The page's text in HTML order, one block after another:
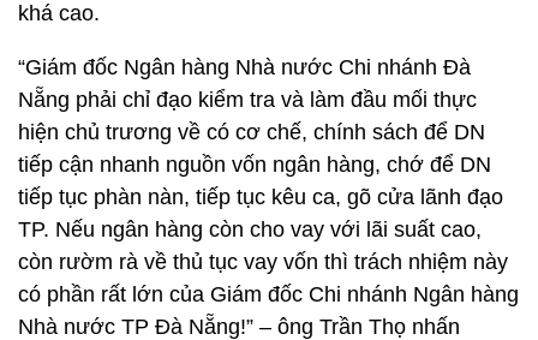
khá cao.
“Giám đốc Ngân hàng Nhà nước Chi nhánh Đà
Nẵng phải chỉ đạo kiểm tra và làm đầu mối thực
hiện chủ trương về có cơ chế, chính sách để DN
tiếp cận nhanh nguồn vốn ngân hàng, chớ để DN
tiếp tục phàn nàn, tiếp tục kêu ca, gõ cửa lãnh đạo
TP. Nếu ngân hàng còn cho vay với lãi suất cao,
còn rườm rà về thủ tục vay vốn thì trách nhiệm này
có phần rất lớn của Giám đốc Chi nhánh Ngân hàng
Nhà nước TP Đà Nẵng!” – ông Trần Thọ nhấn